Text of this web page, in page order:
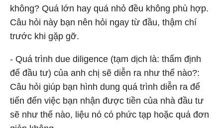
không? Quá lớn hay quá nhỏ đều không phù hợp.
Câu hỏi này bạn nên hỏi ngay từ đầu, thậm chí
trước khi gặp gỡ.
- Quá trình due diligence (tạm dịch là: thẩm định
để đầu tư) của anh chị sẽ diễn ra như thế nào?:
Câu hỏi giúp bạn hình dung quá trình diễn ra để
tiến đến việc bạn nhận được tiền của nhà đầu tư
sẽ như thế nào, liệu nó có phức tạp hoặc quá đơn